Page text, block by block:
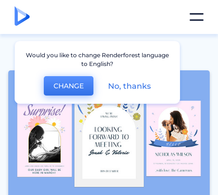
Would you like to change Renderforest language
to English?
CHANGE No, thanks